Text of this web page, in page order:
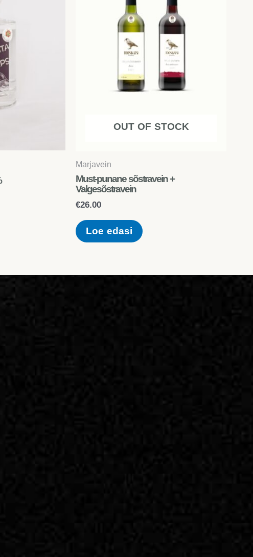
OUT OF STOCK
Marjavein
Must-punane sõstravein +
Valgesõstravein
€26.00
Loe edasi